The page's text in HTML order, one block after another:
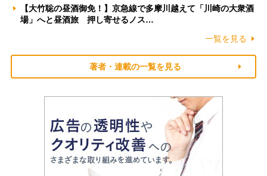
【大竹聡の昼酒御免！】京急線で多摩川越えて「川崎の大衆酒
場」へと昼酒旅 押し寄せるノス…
一覧を見る
著者・連載の一覧を見る